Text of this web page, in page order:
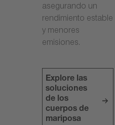
asegurando un
rendimiento estable
y menores
emisiones.
Explore las
soluciones
de los
cuerpos de
mariposa